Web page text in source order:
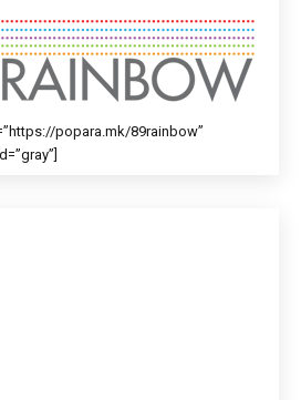
popara.mk/89rainbow”